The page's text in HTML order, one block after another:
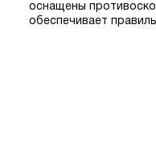
оснащены
обеспечивает